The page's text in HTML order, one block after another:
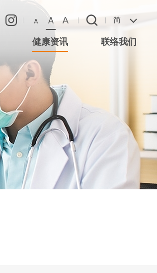
A A A 简
健康资讯 联络我们
联络方法
恶劣天气安排